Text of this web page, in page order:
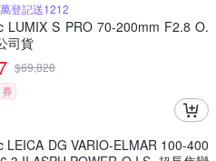
登記送1212
LUMIX S PRO 70-200mm F2.8 O.
司貨
$69,828
券
LEICA DG VARIO-ELMAR 100-400